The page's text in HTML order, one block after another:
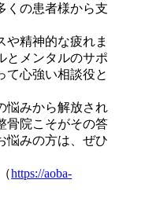
くの患者様から支
や精神的な疲れま
とメンタルのサポ
て心強い相談役と
悩みから解放され
骨院こそがその答
悩みの方は、ぜひ
https://aoba-